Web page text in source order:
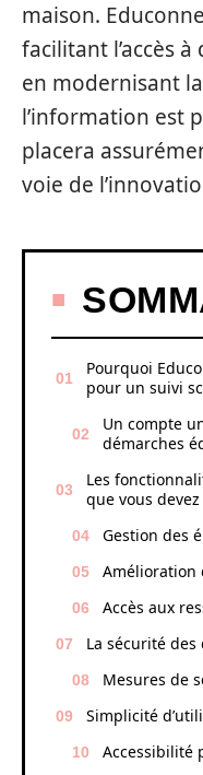
maison.
facilitant l’accès
en modernisant
l’information est
placera
voie de
Pourquoi
pour un suivi
Un compte
démarches
Les
que vous
Gestion des
Amélioration
Accès aux
La sécurité
Mesures de
Simplicité
Accessibilité